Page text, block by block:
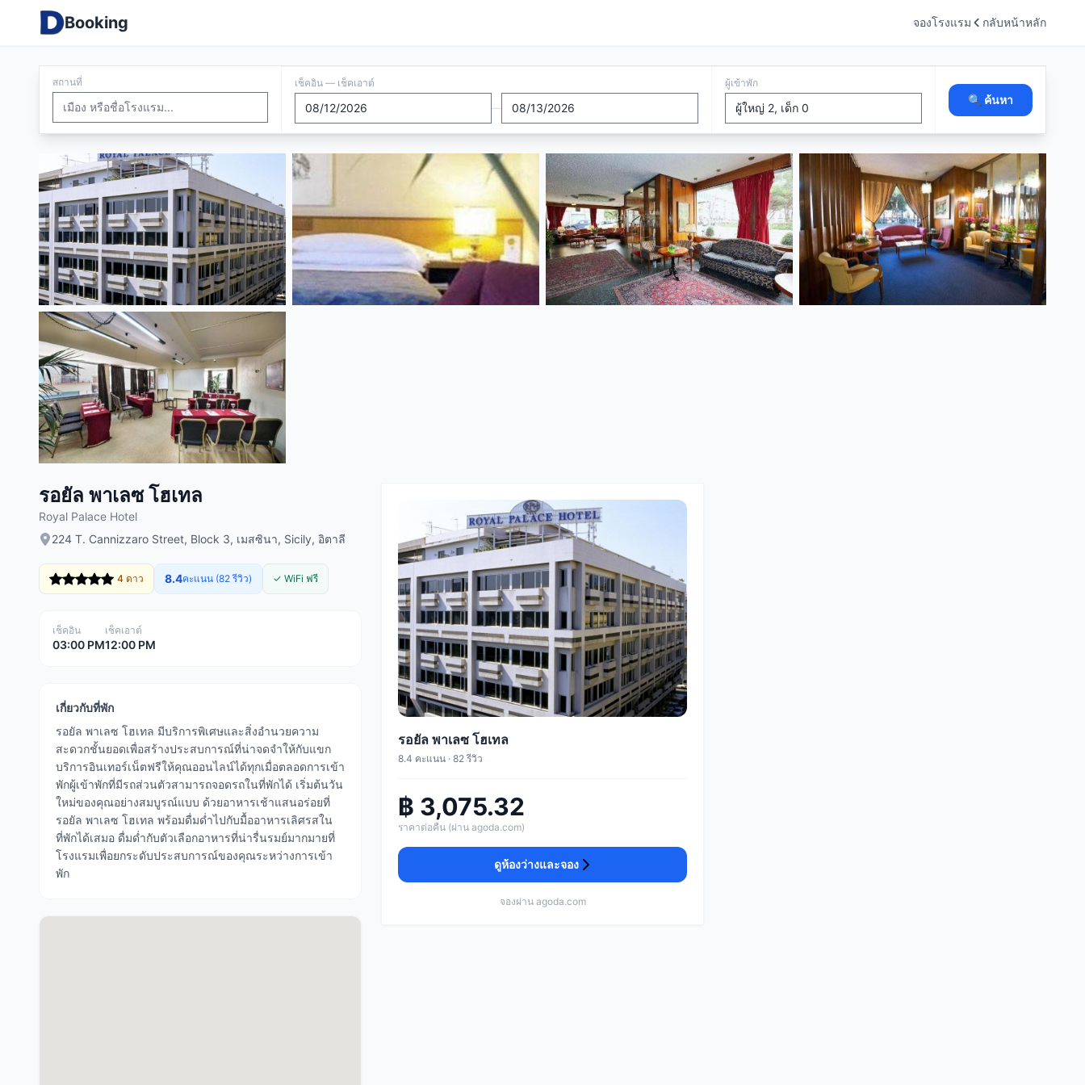
Booking จองโรงแรม กลับหน้าหลัก
สถานที่ เช็คอิน — เช็คเอาต์
—
ผู้เข้าพัก
🔍 ค้นหา
รอยัล พาเลซ โฮเทล
Royal Palace Hotel
224 T. Cannizzaro Street, Block 3, เมสซินา, Sicily, อิตาลี
4 ดาว 8.4คะแนน (82 รีวิว) ✓ WiFi ฟรี
เช็คอิน
03:00 PM
เช็คเอาต์
12:00 PM
เกี่ยวกับที่พัก
รอยัล พาเลซ โฮเทล มีบริการพิเศษและสิ่งอำนวยความ
สะดวกชั้นยอดเพื่อสร้างประสบการณ์ที่น่าจดจำให้กับแขก
บริการอินเทอร์เน็ตฟรีให้คุณออนไลน์ได้ทุกเมื่อตลอดการเข้า
พักผู้เข้าพักที่มีรถส่วนตัวสามารถจอดรถในที่พักได้ เริ่มต้นวัน
ใหม่ของคุณอย่างสมบูรณ์แบบ ด้วยอาหารเช้าแสนอร่อยที่
รอยัล พาเลซ โฮเทล พร้อมดื่มด่ำไปกับมื้ออาหารเลิศรสใน
ที่พักได้เสมอ ดื่มด่ำกับตัวเลือกอาหารที่น่ารื่นรมย์มากมายที่
โรงแรมเพื่อยกระดับประสบการณ์ของคุณระหว่างการเข้า
พัก
รอยัล พาเลซ โฮเทล
8.4 คะแนน · 82 รีวิว
฿ 3,075.32
ราคาต่อคืน (ผ่าน agoda.com)
ดูห้องว่างและจอง
จองผ่าน agoda.com